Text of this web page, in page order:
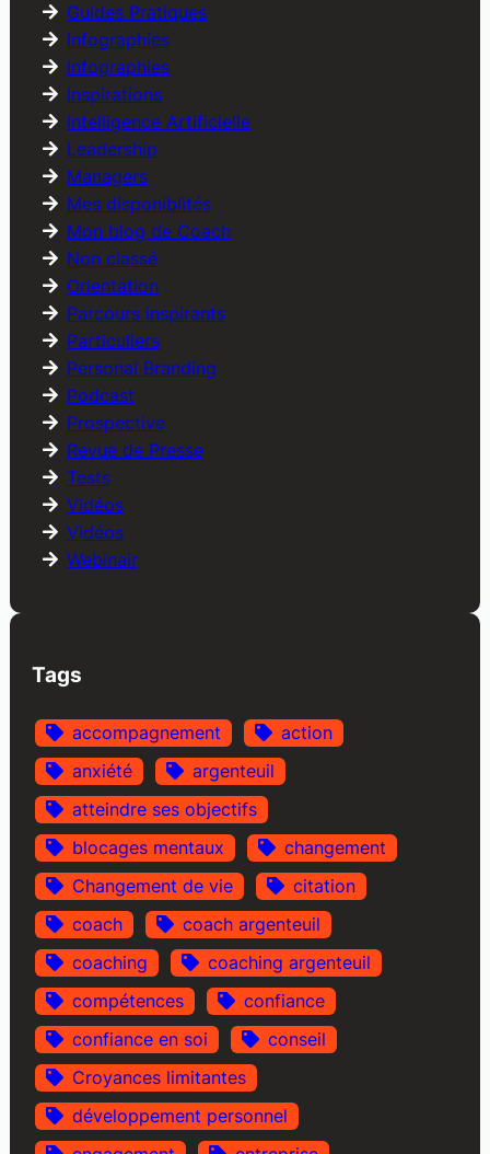
Guides Pratiques
Infographies
Infographies
Inspirations
Intelligence Artificielle
Leadership
Managers
Mes disponiblités
Mon blog de Coach
Non classé
Orientation
Parcours inspirants
Particuliers
Personal Branding
Podcast
Prospective
Revue de Presse
Tests
Vidéos
Vidéos
Webinair
Tags
accompagnement
action
anxiété
argenteuil
atteindre ses objectifs
blocages mentaux
changement
Changement de vie
citation
coach
coach argenteuil
coaching
coaching argenteuil
compétences
confiance
confiance en soi
conseil
Croyances limitantes
développement personnel